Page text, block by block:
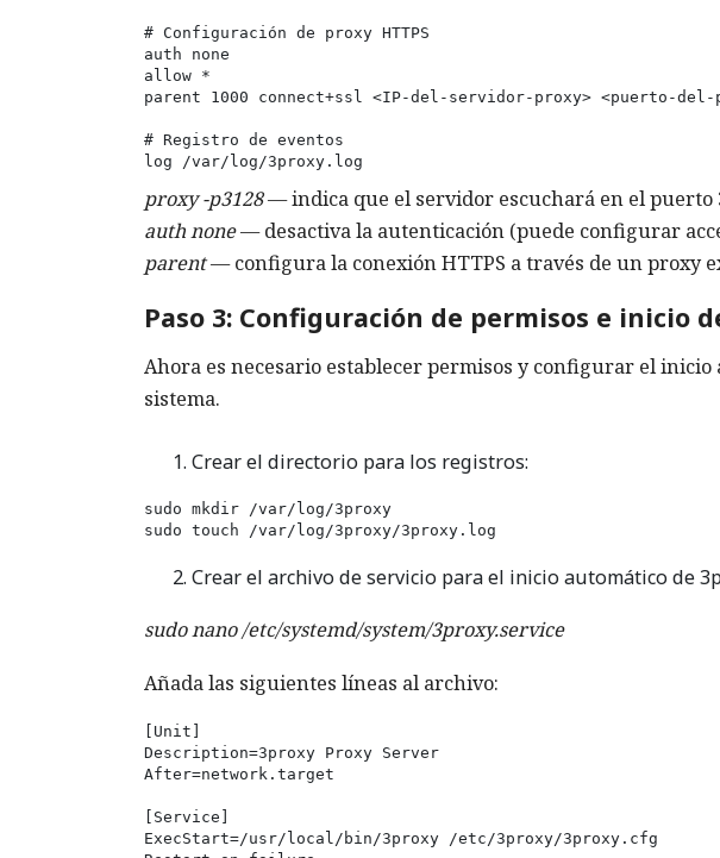
# Configuración de proxy HTTPS
auth none
allow *
parent 1000 connect+ssl <IP-del-servidor-proxy> <puerto-del-
# Registro de eventos
log /var/log/3proxy.log
proxy -p3128— indica que el servidor escuchará en el puerto
auth none— desactiva la autenticación (puede configurar
parent— configura la conexión HTTPS a través de un proxy
Paso 3: Configuración de permisos e inicio
Ahora es necesario establecer permisos y configurar el
sistema.
Crear el directorio para los registros:
sudo mkdir /var/log/3proxy
sudo touch /var/log/3proxy/3proxy.log
Crear el archivo de servicio para el inicio automático de
sudo nano /etc/systemd/system/3proxy.service
Añada las siguientes líneas al archivo:
[Unit]
Description=3proxy Proxy Server
After=network.target
[Service]
ExecStart=/usr/local/bin/3proxy /etc/3proxy/3proxy.cfg